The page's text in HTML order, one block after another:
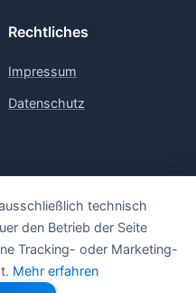
Rechtliches
Impressum
Datenschutz
DSL
technisch
den Betrieb der Seite
Tracking- oder Marketing-
Mehr erfahren